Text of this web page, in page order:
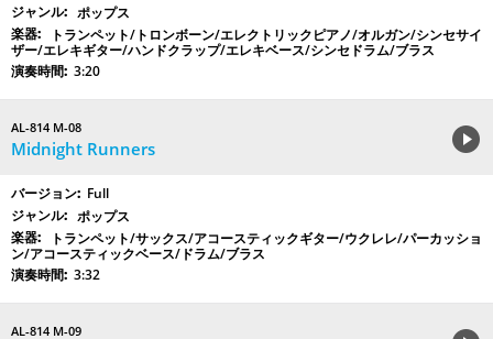
ポップス
トランペット/トロンボーン/エレクトリックピアノ/オルガン/シンセサイ
ザー/エレキギター/ハンドクラップ/エレキベース/シンセドラム/ブラス
3:20
AL-814 M-08
Midnight Runners
Full
ポップス
トランペット/サックス/アコースティックギター/ウクレレ/パーカッショ
ン/アコースティックベース/ドラム/ブラス
3:32
AL-814 M-09